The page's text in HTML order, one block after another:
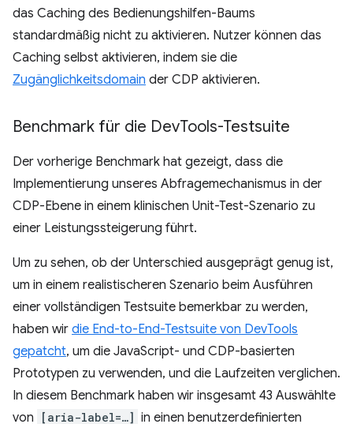
das Caching des Bedienungshilfen-Baums
standardmäßig nicht zu aktivieren. Nutzer können das
Caching selbst aktivieren, indem sie die
Zugänglichkeitsdomain der CDP aktivieren.
Benchmark für die DevTools-Testsuite
Der vorherige Benchmark hat gezeigt, dass die
Implementierung unseres Abfragemechanismus in der
CDP-Ebene in einem klinischen Unit-Test-Szenario zu
einer Leistungssteigerung führt.
Um zu sehen, ob der Unterschied ausgeprägt genug ist,
um in einem realistischeren Szenario beim Ausführen
einer vollständigen Testsuite bemerkbar zu werden,
haben wir die End-to-End-Testsuite von DevTools
gepatcht, um die JavaScript- und CDP-basierten
Prototypen zu verwenden, und die Laufzeiten verglichen.
In diesem Benchmark haben wir insgesamt 43 Auswählte
von
[aria-label=…] in einen benutzerdefinierten